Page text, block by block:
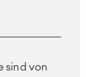
sind von